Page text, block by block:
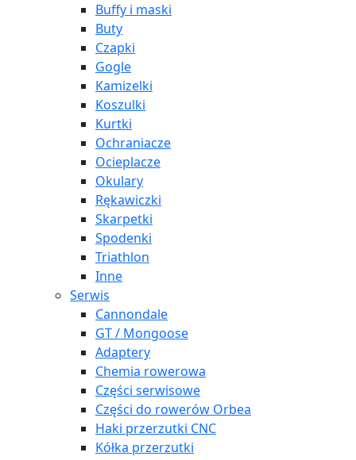
Buffy i maski
Buty
Czapki
Gogle
Kamizelki
Koszulki
Kurtki
Ochraniacze
Ocieplacze
Okulary
Rękawiczki
Skarpetki
Spodenki
Triathlon
Inne
Serwis
Cannondale
GT / Mongoose
Adaptery
Chemia rowerowa
Części serwisowe
Części do rowerów Orbea
Haki przerzutki CNC
Kółka przerzutki